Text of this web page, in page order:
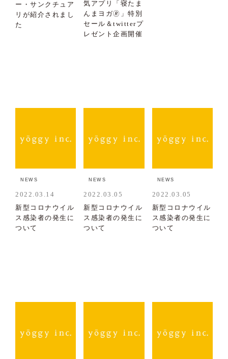
ー・サンクチュア
リが紹介されまし
た
気アプリ「寝たま
んまヨガ🄬」特別
セール＆twitterプ
レゼント企画開催
NEWS
2022.03.14
新型コロナウイル
ス感染者の発生に
ついて
NEWS
2022.03.05
新型コロナウイル
ス感染者の発生に
ついて
NEWS
2022.03.05
新型コロナウイル
ス感染者の発生に
ついて